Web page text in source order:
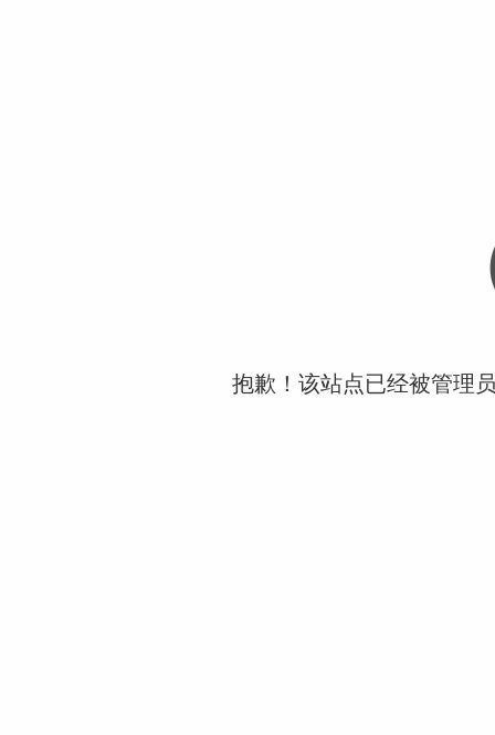
抱歉！该站点已经被管理